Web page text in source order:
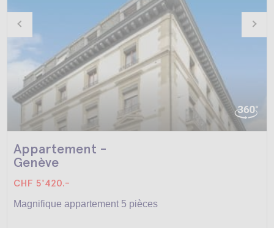
Appartement -
Genève
CHF 5'420.-
Magnifique appartement 5 pièces